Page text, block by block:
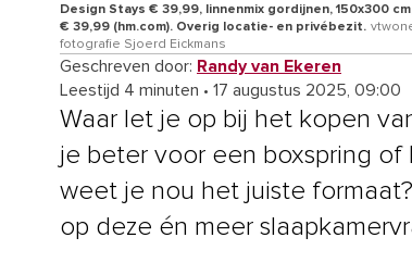
Design Stays € 39,99, linnenmix gordijnen, 150x300
€ 39,99 (hm.com). Overig locatie- en privébezit.
fotografie Sjoerd Eickmans
Geschreven door: Randy van Ekeren
Leestijd 4 minuten • 17 augustus 2025, 09:00
Waar let je op bij het kopen
je beter voor een boxspring
weet je nou het juiste
op deze én meer